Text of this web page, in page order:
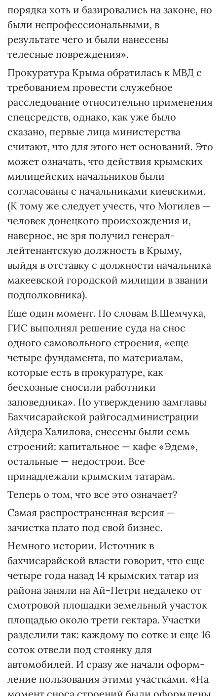
порядка хоть и базировались на законе, но
были непрофессиональными, в
результате чего и были нанесены
телесные повреждения».
Прокуратура Крыма обратилась к МВД с
требованием провести служебное
расследование относительно применения
спецсредств, однако, как уже было
сказано, первые лица министерства
считают, что для этого нет оснований. Это
может означать, что действия крымских
милицейских начальников были
согласованы с начальниками киевскими.
(К тому же следует учесть, что Моги­лев —
человек донецкого происхождения и,
наверное, не зря получил генерал-
лейтенантскую должность в Крыму,
выйдя в отставку с должности начальника
макеевской городской милиции в звании
подполковника).
Еще один момент. По словам В.Шемчука,
ГИС выполнял решение суда на снос
одного самовольного строения, «еще
четыре фундамента, по материалам,
которые есть в прокуратуре, как
бесхозные сносили работники
заповедника». По утверждению замглавы
Бахчисарайской райгосадминистрации
Айдера Халило­ва, снесены были семь
строений: капитальное — кафе «Эдем»,
остальные — недострои. Все
принадлежали крымским татарам.
Теперь о том, что все это означает?
Самая распространенная версия —
зачистка плато под свой бизнес.
Немного истории. Источник в
бахчисарайской власти говорит, что еще
четыре года назад 14 крымских татар из
района заняли на Ай-Петри недалеко от
смотровой площадки земельный участок
площадью около трети гек­тара. Участки
разделили так: каждому по сотке и еще 16
соток отвели под стоянку для
автомобилей. И сразу же начали оформ­
ление пользования этими участками. «На